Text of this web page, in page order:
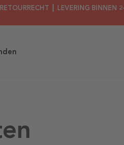
┃ LEVERING BINNEN